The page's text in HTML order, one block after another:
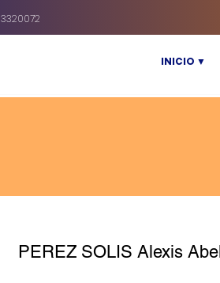
3320072
INICIO ▼
PEREZ SOLIS Alexis